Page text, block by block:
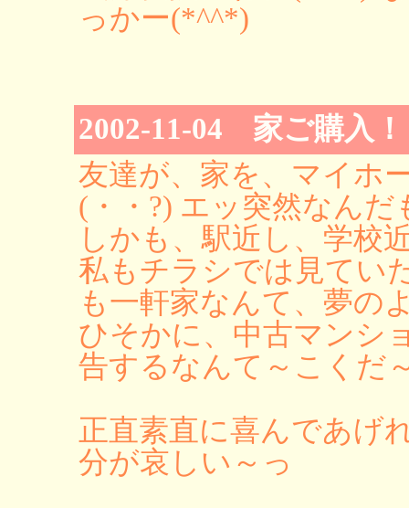
っかー(*^^*)
2002-11-04 家ご購入
友達が、家を、マイホ
(・・?) エッ突然なんだ
しかも、駅近し、学校
私もチラシでは見てい
も一軒家なんて、夢の
ひそかに、中古マンシ
告するなんて～こくだ
正直素直に喜んであげ
分が哀しい～っ